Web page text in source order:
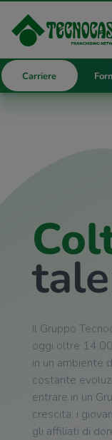
Carriere
Il Gruppo
oggi oltre
in un ambiente
costante
entrare in un
crescita: i
gli affiliati di